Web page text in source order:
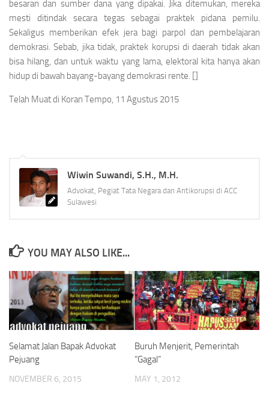
besaran dan sumber dana yang dipakai. Jika ditemukan, mereka
mesti ditindak secara tegas sebagai praktek pidana pemilu.
Sekaligus memberikan efek jera bagi parpol dan pembelajaran
demokrasi. Sebab, jika tidak, praktek korupsi di daerah tidak akan
bisa hilang, dan untuk waktu yang lama, elektoral kita hanya akan
hidup di bawah bayang-bayang demokrasi rente. []
Telah Muat di Koran Tempo, 11 Agustus 2015
Wiwin Suwandi, S.H., M.H.
Advokat, Pegiat Tata Negara dan Antikorupsi di ACC
Sulawesi
YOU MAY ALSO LIKE...
Selamat Jalan Bapak Advokat
Pejuang
NOVEMBER 6, 2015
Buruh Menjerit, Pemerintah
“Gagal”
MAY 1, 2012